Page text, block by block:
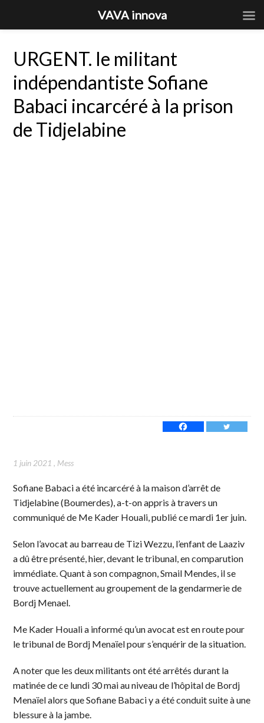
URGENT. le militant
indépendantiste Sofiane
Babaci incarcéré à la prison
de Tidjelabine
1 juin 2021 , Mess
Sofiane Babaci a été incarcéré à la maison d’arrêt de
Tidjelabine (Boumerdes), a-t-on appris à travers un
communiqué de Me Kader Houali, publié ce mardi 1er juin.
Selon l’avocat au barreau de Tizi Wezzu, l’enfant de Laaziv
a dû être présenté, hier, devant le tribunal, en comparution
immédiate. Quant à son compagnon, Smail Mendes, il se
trouve actuellement au groupement de la gendarmerie de
Bordj Menael.
Me Kader Houali a informé qu’un avocat est en route pour
le tribunal de Bordj Menaïel pour s’enquérir de la situation.
A noter que les deux militants ont été arrêtés durant la
matinée de ce lundi 30 mai au niveau de l’hôpital de Bordj
Menaïel alors que Sofiane Babaci y a été conduit suite à une
blessure à la jambe.
VAVA innova